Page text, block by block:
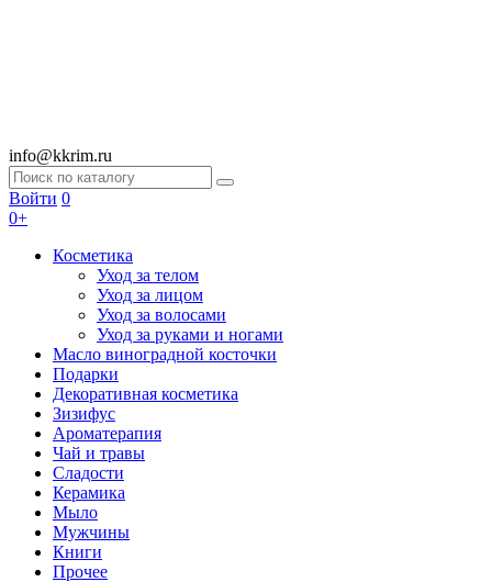
info@kkrim.ru
Войти 0
0+
Косметика
Уход за телом
Уход за лицом
Уход за волосами
Уход за руками и ногами
Масло виноградной косточки
Подарки
Декоративная косметика
Зизифус
Ароматерапия
Чай и травы
Сладости
Керамика
Мыло
Мужчины
Книги
Прочее